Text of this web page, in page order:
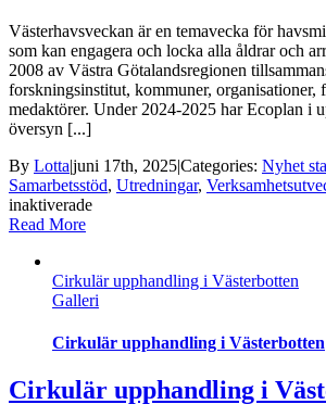
Västerhavsveckan är en temavecka för
som kan engagera och locka alla åldrar och
2008 av Västra Götalandsregionen
forskningsinstitut, kommuner, organisationer,
medaktörer. Under 2024-2025 har Ecoplan i
översyn [...]
By Lotta|juni 17th, 2025|Categories: Nyhet
Samarbetsstöd, Utredningar,
inaktiveradeför
Read More
Cirkulär upphandling i Västerbotten
Galleri
Cirkulär upphandling i Västerbotten
Cirkulär upphandling i